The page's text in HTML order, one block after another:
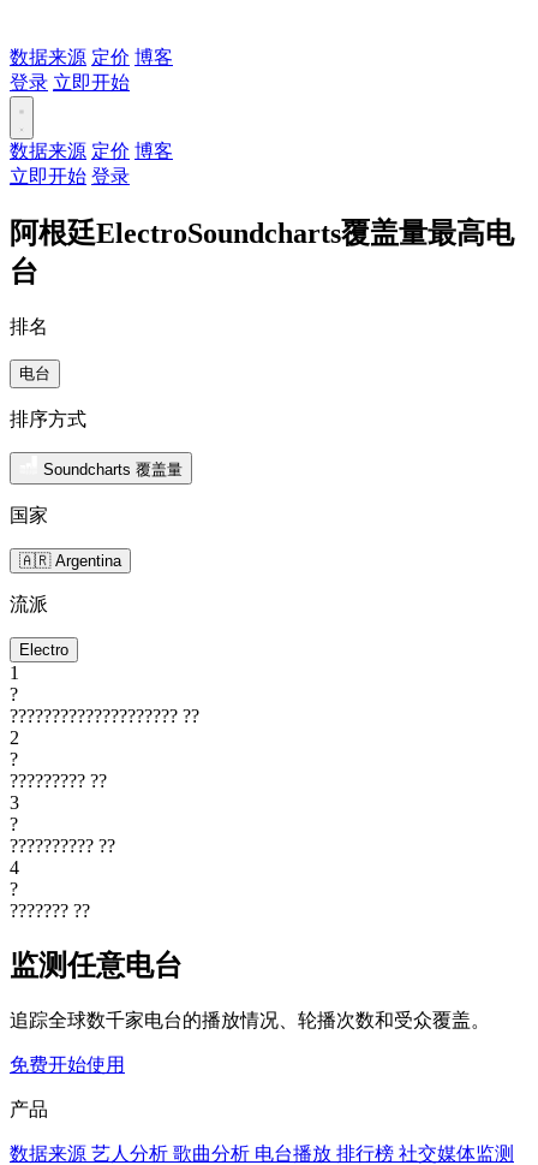
数据来源 定价 博客
登录 立即开始
数据来源 定价 博客
立即开始 登录
阿根廷ElectroSoundcharts覆盖量最高电
台
排名
电台
排序方式
Soundcharts 覆盖量
国家
🇦🇷 Argentina
流派
Electro
1
?
???????????????????? ??
2
?
????????? ??
3
?
?????????? ??
4
?
??????? ??
监测任意电台
追踪全球数千家电台的播放情况、轮播次数和受众覆盖。
免费开始使用
产品
数据来源 艺人分析 歌曲分析 电台播放 排行榜 社交媒体监测